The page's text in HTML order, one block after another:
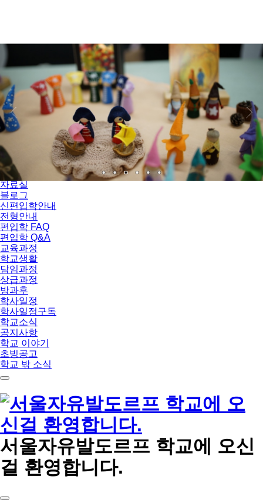
서울자유발도르프학교
학교소개
교육이념 및 교사 소개
오시는 길
자료실
블로그
신편입학안내
전형안내
편입학 FAQ
편입학 Q&A
교육과정
학교생활
담임과정
상급과정
방과후
학사일정
학사일정구독
학교소식
공지사항
학교 이야기
초빙공고
학교 밖 소식
메
뉴
서울자유발도르프 학교에 오신
걸 환영합니다.